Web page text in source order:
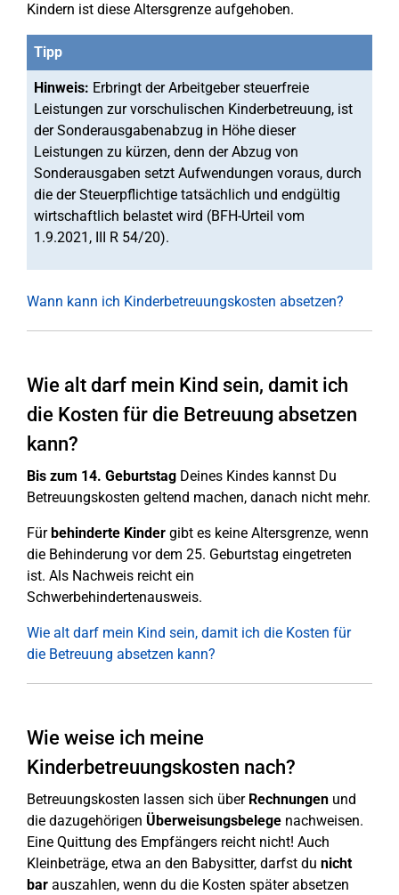
Kindern ist diese Altersgrenze aufgehoben.
Tipp
Hinweis: Erbringt der Arbeitgeber steuerfreie
Leistungen zur vorschulischen Kinderbetreuung, ist
der Sonderausgabenabzug in Höhe dieser
Leistungen zu kürzen, denn der Abzug von
Sonderausgaben setzt Aufwendungen voraus, durch
die der Steuerpflichtige tatsächlich und endgültig
wirtschaftlich belastet wird (BFH-Urteil vom
1.9.2021, III R 54/20).
Wann kann ich Kinderbetreuungskosten absetzen?
Wie alt darf mein Kind sein, damit ich
die Kosten für die Betreuung absetzen
kann?
Bis zum 14. Geburtstag Deines Kindes kannst Du
Betreuungskosten geltend machen, danach nicht mehr.
Fürbehinderte Kinder gibt es keine Altersgrenze, wenn
die Behinderung vor dem 25. Geburtstag eingetreten
ist. Als Nachweis reicht ein
Schwerbehindertenausweis.
Wie alt darf mein Kind sein, damit ich die Kosten für
die Betreuung absetzen kann?
Wie weise ich meine
Kinderbetreuungskosten nach?
Betreuungskosten lassen sich über Rechnungen und
die dazugehörigen Überweisungsbelege nachweisen.
Eine Quittung des Empfängers reicht nicht! Auch
Kleinbeträge, etwa an den Babysitter, darfst du nicht
bar auszahlen, wenn du die Kosten später absetzen